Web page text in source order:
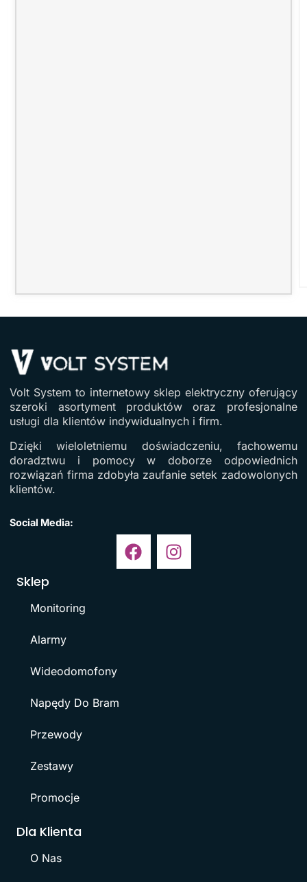
Volt System to internetowy sklep elektryczny oferujący
szeroki asortyment produktów oraz profesjonalne
usługi dla klientów indywidualnych i firm.
Dzięki wieloletniemu doświadczeniu, fachowemu
doradztwu i pomocy w doborze odpowiednich
rozwiązań firma zdobyła zaufanie setek zadowolonych
klientów.
Social Media:
Sklep
Monitoring
Alarmy
Wideodomofony
Napędy Do Bram
Przewody
Zestawy
Promocje
Dla Klienta
O Nas